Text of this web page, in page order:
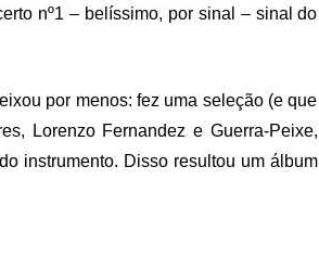
nº1 – belíssimo, por sinal – sinal do
por menos: fez uma seleção (e que
Lorenzo Fernandez e Guerra-Peixe,
instrumento. Disso resultou um álbum